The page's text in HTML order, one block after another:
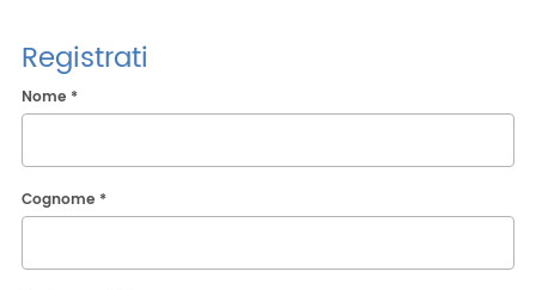
Lavora con noi
SHOP filtri
Registrati
Nome *
Cognome *